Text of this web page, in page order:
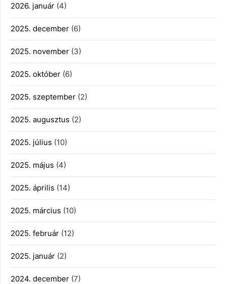
2026. január (4)
2025. december (6)
2025. november (3)
2025. október (6)
2025. szeptember (2)
2025. augusztus (2)
2025. július (10)
2025. május (4)
2025. április (14)
2025. március (10)
2025. február (12)
2025. január (2)
2024. december (7)